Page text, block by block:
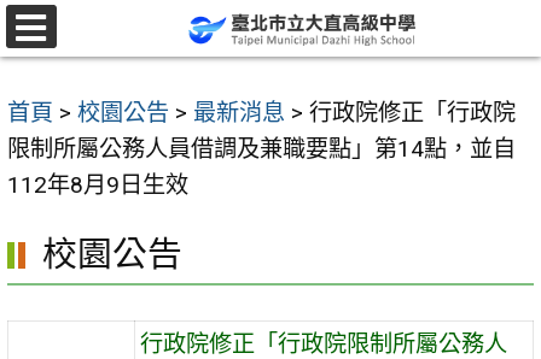
跳
至
要
內
容
首頁 > 校園公告 > 最新消息 > 行政院修正「行政院
限制所屬公務人員借調及兼職要點」第14點，並自
112年8月9日生效
校園公告
行政院修正「行政院限制所屬公務人
選
單